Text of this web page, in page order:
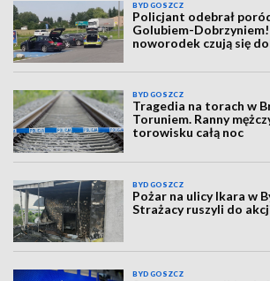
BYDGOSZCZ
Policjant odebrał
Golubiem-
noworodek czują się
BYDGOSZCZ
Tragedia na torach w
Toruniem. Ranny
torowisku całą noc
BYDGOSZCZ
Pożar na ulicy Ikara w
Strażacy ruszyli do
BYDGOSZCZ